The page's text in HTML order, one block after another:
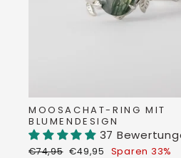
MOOSACHAT-RING MIT
BLUMENDESIGN
37
Normaler
€74,95 Sonderpreis
€49,95 Sparen 33%